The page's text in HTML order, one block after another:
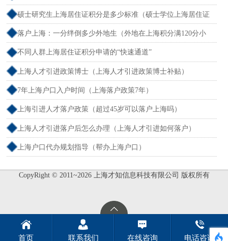
户）
硕士研究生上海居住证积分是多少标准（硕士学位上海居住证
积分）
落户上海：一分绊倒多少外地生（外地在上海积分满120分小
孩可以考上海大学吗）
不同人群上海居住证积分申请的“快速通道”
上海人才引进政策博士（上海人才引进政策博士补贴）
7年上海户口入户时间（上海落户政策7年）
上海引进人才落户政策（超过45岁可以落户上海吗）
上海人才引进落户后怎么办理（上海人才引进如何落户）
上海户口代办规划指导（帮办上海户口）
CopyRight © 2011~2026 上海才知信息科技有限公司 版权所有
首页 联系我们 在线咨询 电话咨询